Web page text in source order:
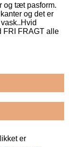
og tæt pasform.
og det er
FRI FRAGT alle
er